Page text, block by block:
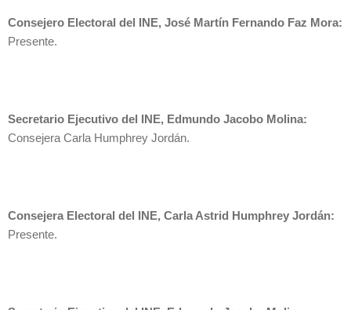
Consejero Electoral del INE, José Martín Fernando Faz Mora:
Presente.
Secretario Ejecutivo del INE, Edmundo Jacobo Molina:
Consejera Carla Humphrey Jordán.
Consejera Electoral del INE, Carla Astrid Humphrey Jordán:
Presente.